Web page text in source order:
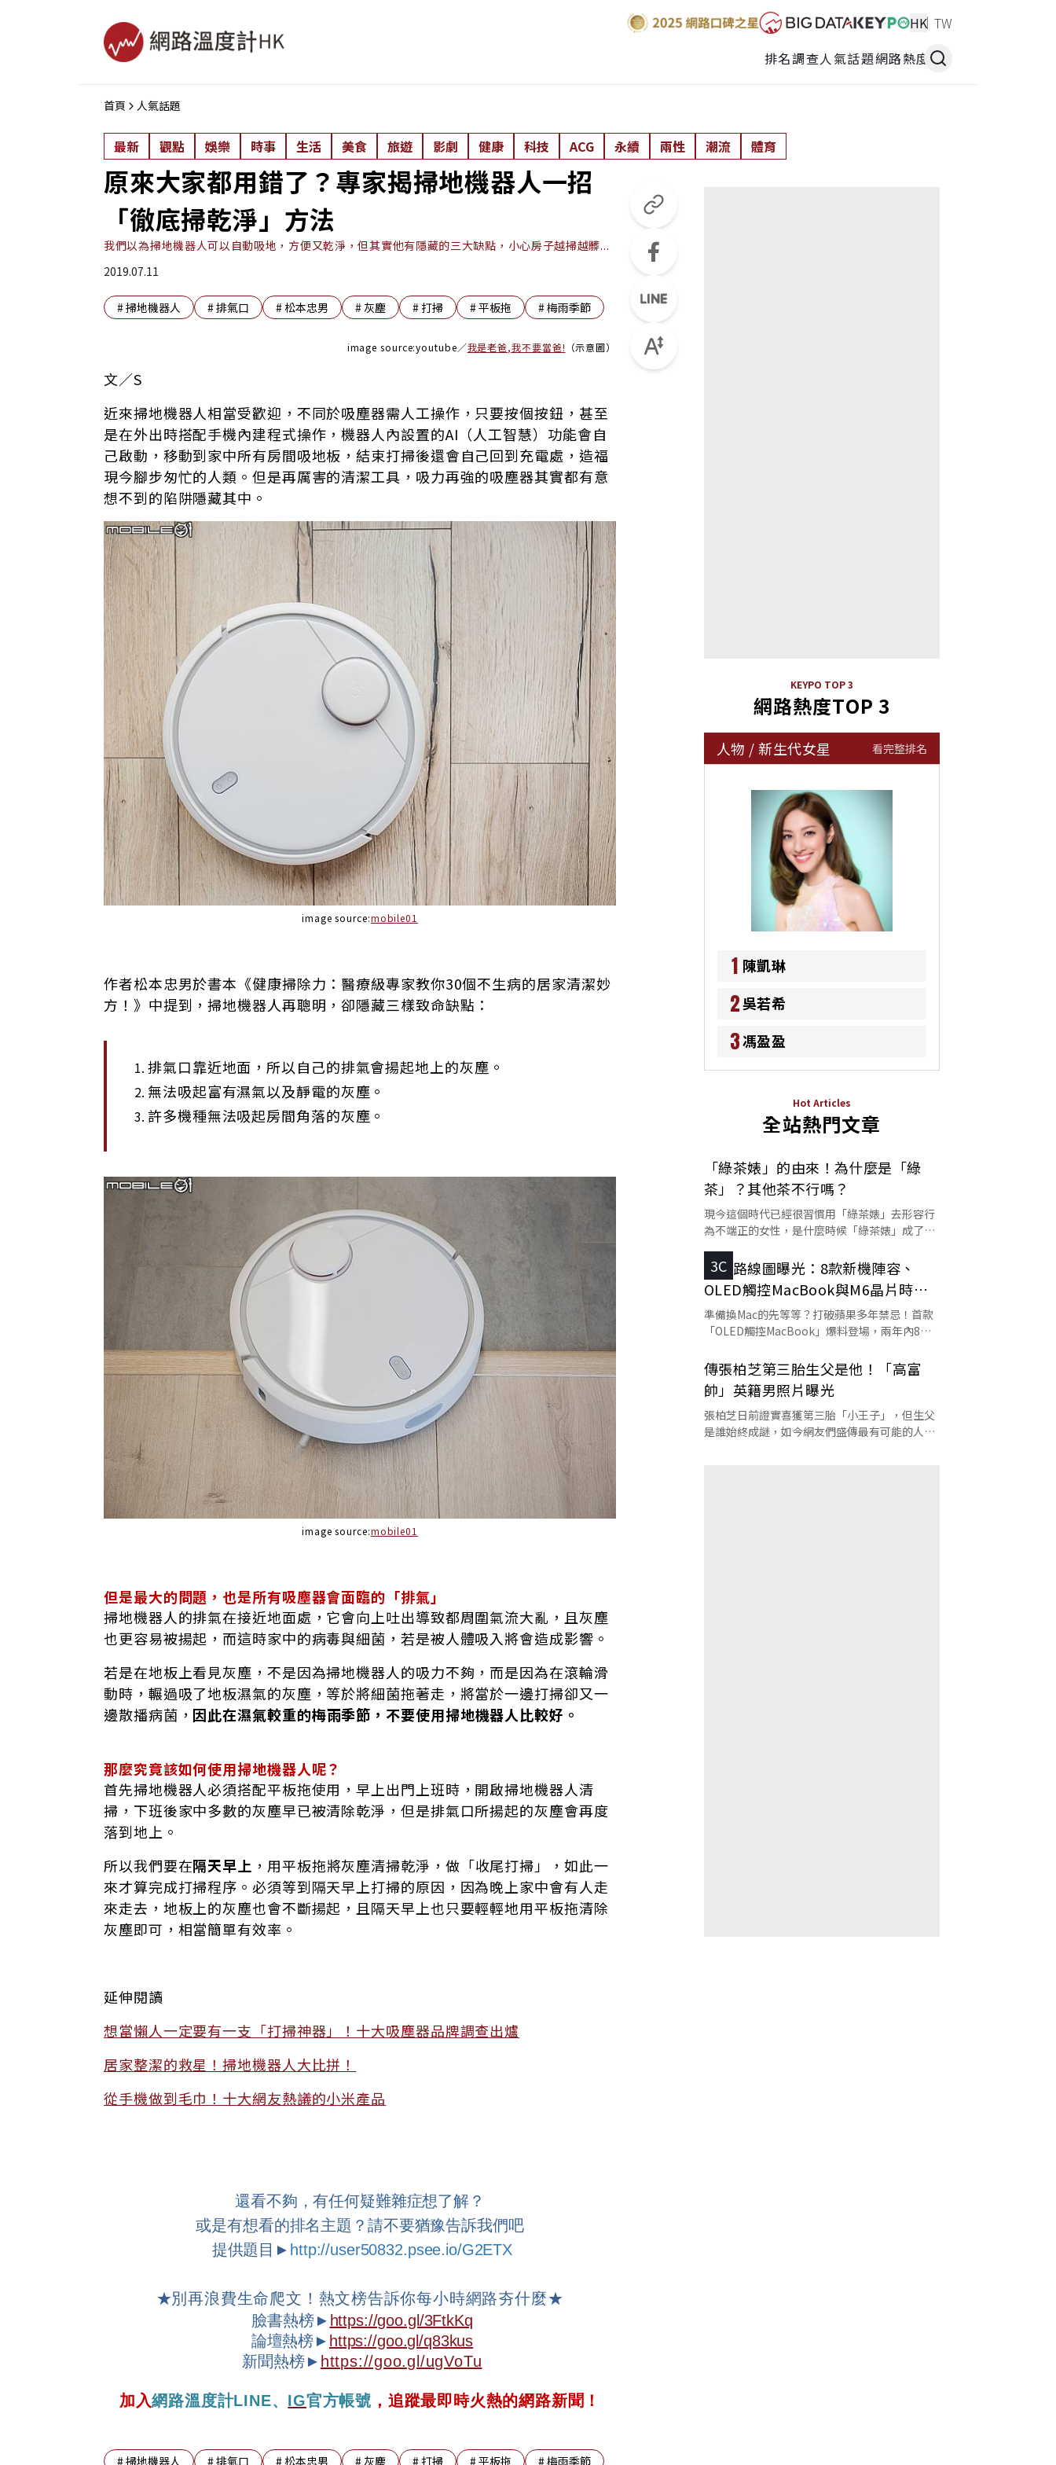
HK TW
排名調查人氣話題網路熱度
首頁 人氣話題
最新 觀點 娛樂 時事 生活 美食 旅遊 影劇 健康 科技 ACG 永續 兩性 潮流 體育
原來大家都用錯了？專家揭掃地機器人一招
「徹底掃乾淨」方法
我們以為掃地機器人可以自動吸地，方便又乾淨，但其實他有隱藏的三大缺點，小心房子越掃越髒...
2019.07.11
#掃地機器人 #排氣口 #松本忠男 #灰塵 #打掃 #平板拖 #梅雨季節
image source:youtube／我是老爸,我不要當爸! （示意圖）
文／S
近來掃地機器人相當受歡迎，不同於吸塵器需人工操作，只要按個按鈕，甚至
是在外出時搭配手機內建程式操作，機器人內設置的AI（人工智慧）功能會自
己啟動，移動到家中所有房間吸地板，結束打掃後還會自己回到充電處，造福
現今腳步匆忙的人類。但是再厲害的清潔工具，吸力再強的吸塵器其實都有意
想不到的陷阱隱藏其中。
image source:mobile01
作者松本忠男於書本《健康掃除力：醫療級專家教你30個不生病的居家清潔妙
方！》中提到，掃地機器人再聰明，卻隱藏三樣致命缺點：
排氣口靠近地面，所以自己的排氣會揚起地上的灰塵。
無法吸起富有濕氣以及靜電的灰塵。
許多機種無法吸起房間角落的灰塵。
image source:mobile01
但是最大的問題，也是所有吸塵器會面臨的「排氣」
掃地機器人的排氣在接近地面處，它會向上吐出導致都周圍氣流大亂，且灰塵
也更容易被揚起，而這時家中的病毒與細菌，若是被人體吸入將會造成影響。
若是在地板上看見灰塵，不是因為掃地機器人的吸力不夠，而是因為在滾輪滑
動時，輾過吸了地板濕氣的灰塵，等於將細菌拖著走，將當於一邊打掃卻又一
邊散播病菌， 因此在濕氣較重的梅雨季節，不要使用掃地機器人比較好。
那麼究竟該如何使用掃地機器人呢？
首先掃地機器人必須搭配平板拖使用，早上出門上班時，開啟掃地機器人清
掃，下班後家中多數的灰塵早已被清除乾淨，但是排氣口所揚起的灰塵會再度
落到地上。
所以我們要在隔天早上 ，用平板拖將灰塵清掃乾淨，做「收尾打掃」，如此一
來才算完成打掃程序。必須等到隔天早上打掃的原因，因為晚上家中會有人走
來走去，地板上的灰塵也會不斷揚起，且隔天早上也只要輕輕地用平板拖清除
灰塵即可，相當簡單有效率。
延伸閱讀
想當懶人一定要有一支「打掃神器」！十大吸塵器品牌調查出爐
居家整潔的救星！掃地機器人大比拼！
從手機做到毛巾！十大網友熱議的小米產品
還看不夠，有任何疑難雜症想了解？
或是有想看的排名主題？請不要猶豫告訴我們吧
提供題目► http://user50832.psee.io/G2ETX
★別再浪費生命爬文！熱文榜告訴你每小時網路夯什麼★
臉書熱榜► https://goo.gl/3FtkKq
論壇熱榜► https://goo.gl/q83kus
新聞熱榜► https://goo.gl/ugVoTu
加入網路溫度計LINE、 IG官方帳號 ，追蹤最即時火熱的網路新聞！
#掃地機器人 #排氣口 #松本忠男 #灰塵 #打掃 #平板拖 #梅雨季節
KEYPO TOP 3
網路熱度TOP 3
人物 /新生代女星 看完整排名
1 陳凱琳
2吳若希
3馮盈盈
Hot Articles
全站熱門文章
「綠茶婊」的由來！為什麼是「綠
茶」？其他茶不行嗎？
現今這個時代已經很習慣用「綠茶婊」去形容行
為不端正的女性，是什麼時候「綠茶婊」成了罵
3C
蘋果路線圖曝光：8款新機陣容、
OLED觸控MacBook與M6晶片時程
一次看
準備換Mac的先等等？打破蘋果多年禁忌！首款
「OLED觸控MacBook」爆料登場，兩年內8款
傳張柏芝第三胎生父是他！「高富
帥」英籍男照片曝光
張柏芝日前證實喜獲第三胎「小王子」，但生父
是誰始終成謎，如今網友們盛傳最有可能的人選